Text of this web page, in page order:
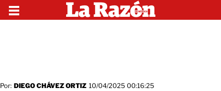
Por: DIEGO CHÁVEZ ORTIZ 10/04/2025 00:16:25